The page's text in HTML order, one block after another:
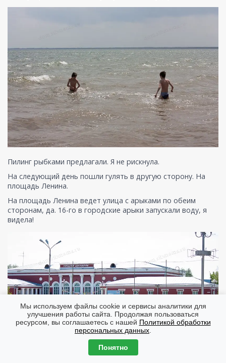
Пилинг рыбками предлагали. Я не рискнула.
На следующий день пошли гулять в другую сторону. На
площадь Ленина.
На площадь Ленина ведет улица с арыками по обеим
сторонам, да. 16-го в городские арыки запускали воду, я
видела!
Мы используем файлы cookie и сервисы аналитики для
улучшения работы сайта. Продолжая пользоваться
ресурсом, вы соглашаетесь с нашей Политикой обработки
персональных данных
Понятно